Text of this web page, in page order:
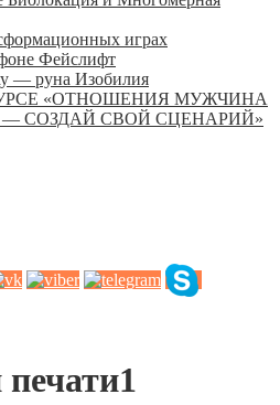
играх
Фейслифт
— руна Изобилия
«ОТНОШЕНИЯ МУЖЧИНА
СОЗДАЙ СВОЙ СЦЕНАРИЙ»